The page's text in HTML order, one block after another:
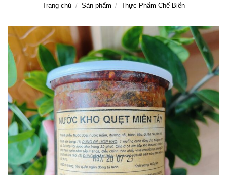
Trang chủ / Sản phẩm / Thực Phẩm Chế Biến